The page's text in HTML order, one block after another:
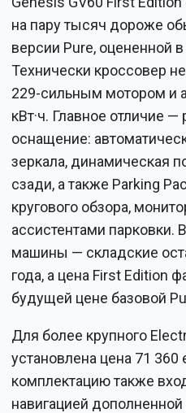
на пару тысяч дороже
версии Pure, оцененной
Технически кроссовер
229-сильным мотором и
кВт·ч. Главное отличие
оснащение:
зеркала, динамическая
сзади, а также Parking
кругового обзора,
ассистентами парковки.
машины — складские
года, а цена First Edition
будущей цене базовой
Для более крупного
установлена цена 71
комплектацию также
навигацией